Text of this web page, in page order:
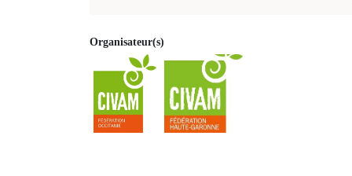
Organisateur(s)